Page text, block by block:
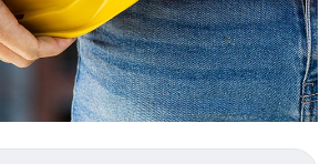
«La mia vita è rovinata». Investitori
in preda al panico dopo lo scoppio
della bolla AI